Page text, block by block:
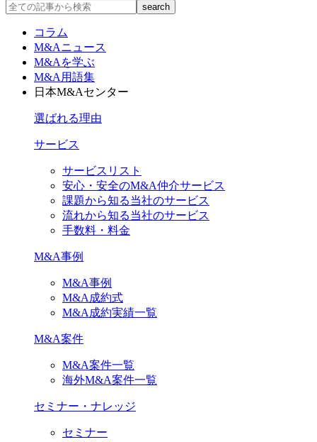
コラム
M&Aニュース
M&Aを学ぶ
M&A用語集
日本M&Aセンター
選ばれる理由
サービス
サービスリスト
安心・安全のM&A仲介サービス
課題から知る当社のサービス
流れから知る当社のサービス
手数料・料金
M&A事例
M&A事例
M&A成約式
M&A成約実績一覧
M&A案件
M&A案件一覧
海外M&A案件一覧
セミナー・ナレッジ
セミナー